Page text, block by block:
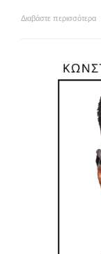
Διαβάστε περισσότερα